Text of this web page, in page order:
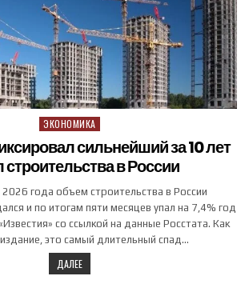
Posted in
ЭКОНОМИКА
сильнейший за 10 лет
строительства в России
года объем строительства в России
и по итогам пяти месяцев упал на 7,4% год
со ссылкой на данные Росстата. Как
это самый длительный спад…
ДАЛЕЕ